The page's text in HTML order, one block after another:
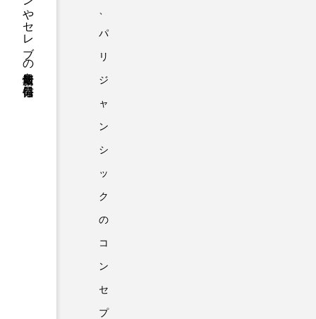
パ
リ
ジ
ャ
ン
シ
ッ
ク
の
コ
ン
セ
プ